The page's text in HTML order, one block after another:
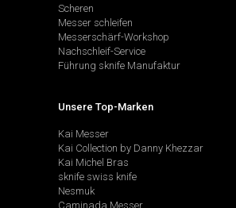
Scheren
Messer schleifen
Messerschärf-Workshop
Nachschleif-Service
Führung sknife Manufaktur
Unsere Top-Marken
Kai Messer
Kai Collection by Danny Khezzar
Kai Michel Bras
sknife swiss knife
Nesmuk
Caminada Messer